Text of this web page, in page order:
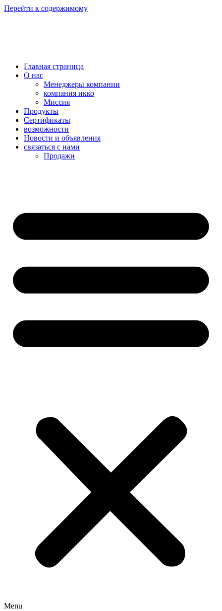
Перейти к содержимому
Главная страница
О нас
Менеджеры компании
компания икко
Миссия
Продукты
Сертификаты
возможности
Новости и объявления
связаться с нами
Продажи
Menu